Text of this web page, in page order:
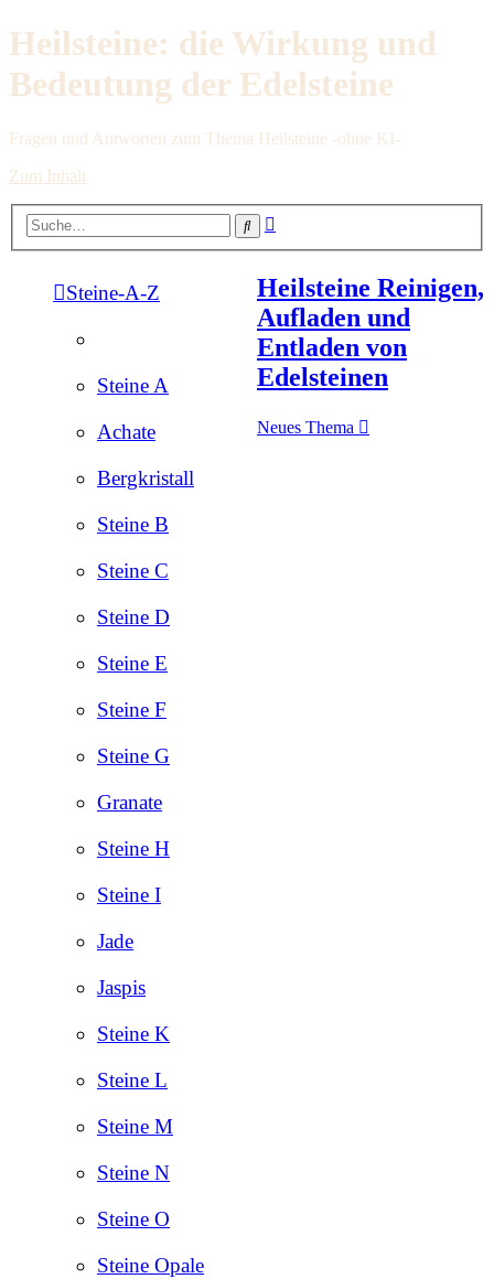
Heilsteine: die Wirkung und
Bedeutung der Edelsteine
Fragen und Antworten zum Thema Heilsteine -ohne KI-
Zum Inhalt
Suche
Steine-A-Z
Steine A
Achate
Bergkristall
Steine B
Steine C
Steine D
Steine E
Steine F
Steine G
Granate
Steine H
Steine I
Jade
Jaspis
Steine K
Steine L
Steine M
Steine N
Steine O
Steine Opale
Heilsteine Reinigen,
Aufladen und
Entladen von
Edelsteinen
Neues Thema